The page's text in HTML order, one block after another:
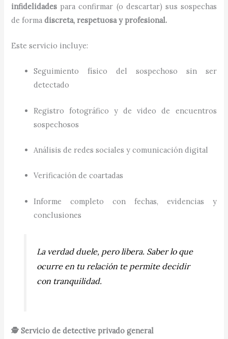
infidelidades para confirmar (o descartar) sus sospechas
de formadiscreta, respetuosa y profesional.
Este servicio incluye:
Seguimiento físico del sospechoso sin ser
detectado
Registro fotográfico y de video de encuentros
sospechosos
Análisis de redes sociales y comunicación digital
Verificación de coartadas
Informe completo con fechas, evidencias y
conclusiones
La verdad duele, pero libera. Saber lo que
ocurre en tu relación te permite decidir
con tranquilidad.
🕵️ Servicio de detective privado general